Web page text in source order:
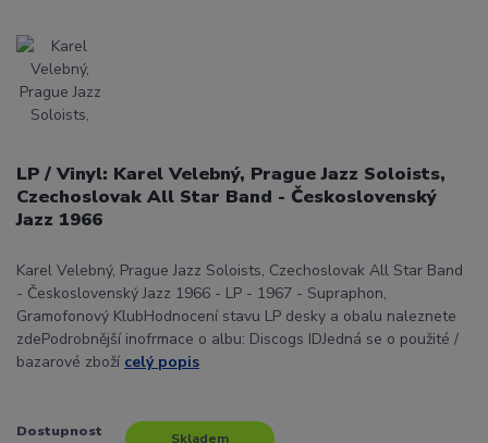
LP / Vinyl: Karel Velebný, Prague Jazz Soloists,
Czechoslovak All Star Band - Československý
Jazz 1966
Karel Velebný, Prague Jazz Soloists, Czechoslovak All Star Band
- Československý Jazz 1966 - LP - 1967 - Supraphon,
Gramofonový KlubHodnocení stavu LP desky a obalu naleznete
zdePodrobnější inofrmace o albu: Discogs IDJedná se o použité /
bazarové zboží celý popis
Dostupnost Skladem